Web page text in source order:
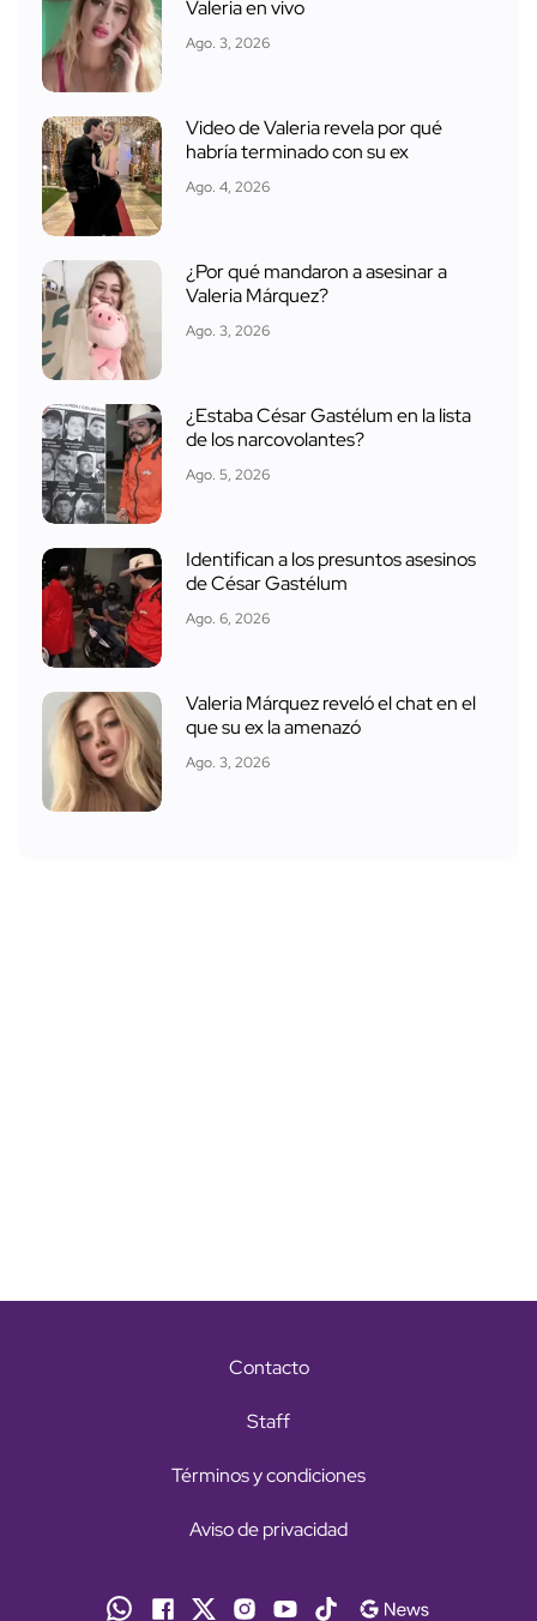
Valeria en vivo
Ago. 3, 2026
Video de Valeria revela por qué
habría terminado con su ex
Ago. 4, 2026
¿Por qué mandaron a asesinar a
Valeria Márquez?
Ago. 3, 2026
¿Estaba César Gastélum en la lista
de los narcovolantes?
Ago. 5, 2026
Identifican a los presuntos asesinos
de César Gastélum
Ago. 6, 2026
Valeria Márquez reveló el chat en el
que su ex la amenazó
Ago. 3, 2026
Contacto
Staff
Términos y condiciones
Aviso de privacidad